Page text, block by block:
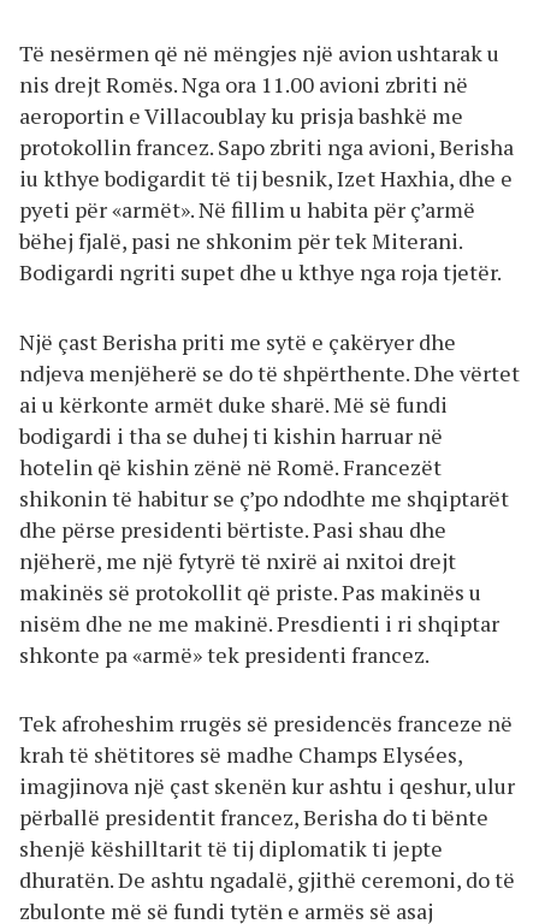
Të nesërmen që në mëngjes një avion ushtarak u
nis drejt Romës. Nga ora 11.00 avioni zbriti në
aeroportin e Villacoublay ku prisja bashkë me
protokollin francez. Sapo zbriti nga avioni, Berisha
iu kthye bodigardit të tij besnik, Izet Haxhia, dhe e
pyeti për «armët». Në fillim u habita për ç’armë
bëhej fjalë, pasi ne shkonim për tek Miterani.
Bodigardi ngriti supet dhe u kthye nga roja tjetër.
Një çast Berisha priti me sytë e çakëryer dhe
ndjeva menjëherë se do të shpërthente. Dhe vërtet
ai u kërkonte armët duke sharë. Më së fundi
bodigardi i tha se duhej ti kishin harruar në
hotelin që kishin zënë në Romë. Francezët
shikonin të habitur se ç’po ndodhte me shqiptarët
dhe përse presidenti bërtiste. Pasi shau dhe
njëherë, me një fytyrë të nxirë ai nxitoi drejt
makinës së protokollit që priste. Pas makinës u
nisëm dhe ne me makinë. Presdienti i ri shqiptar
shkonte pa «armë» tek presidenti francez.
Tek afroheshim rrugës së presidencës franceze në
krah të shëtitores së madhe Champs Elysées,
imagjinova një çast skenën kur ashtu i qeshur, ulur
përballë presidentit francez, Berisha do ti bënte
shenjë këshilltarit të tij diplomatik ti jepte
dhuratën. De ashtu ngadalë, gjithë ceremoni, do të
zbulonte më së fundi tytën e armës së asaj